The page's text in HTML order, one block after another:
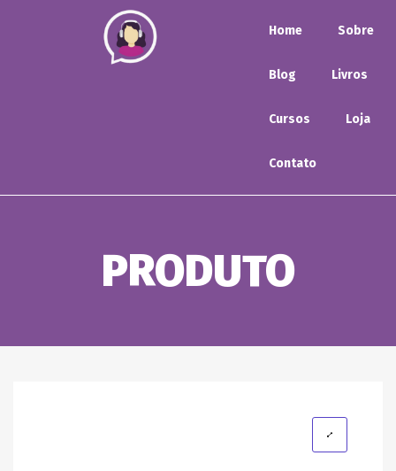
Home Sobre
Blog Livros
Cursos Loja
Contato
PRODUTO